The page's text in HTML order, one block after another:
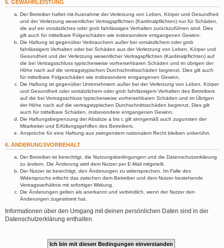
5. GEWÄHRLEISTUNG
Der Betreiber haftet mit Ausnahme der Verletzung von Leben, Körper und Gesundheit
und der Verletzung wesentlicher Vertragspflichten (Kardinalpflichten) nur für Schäden,
die auf ein vorsätzliches oder grob fahrlässiges Verhalten zurückzuführen sind. Dies
gilt auch für mittelbare Folgeschäden wie insbesondere entgangenen Gewinn.
Die Haftung ist gegenüber Verbrauchern außer bei vorsätzlichem oder grob
fahrlässigem Verhalten oder bei Schäden aus der Verletzung von Leben, Körper und
Gesundheit und der Verletzung wesentlicher Vertragspflichten (Kardinalpflichten) auf
die bei Vertragsschluss typischerweise vorhersehbaren Schäden und im übrigen der
Höhe nach auf die vertragstypischen Durchschnittsschäden begrenzt. Dies gilt auch
für mittelbare Folgeschäden wie insbesondere entgangenen Gewinn.
Die Haftung ist gegenüber Unternehmern außer bei der Verletzung von Leben, Körper
und Gesundheit oder vorsätzlichem oder grob fahrlässigem Verhalten des Betreibers
auf die bei Vertragsschluss typischerweise vorhersehbaren Schäden und im Übrigen
der Höhe nach auf die vertragstypischen Durchschnittsschäden begrenzt. Dies gilt
auch für mittelbare Schäden, insbesondere entgangenen Gewinn.
Die Haftungsbegrenzung der Absätze a bis c gilt sinngemäß auch zugunsten der
Mitarbeiter und Erfüllungsgehilfen des Betreibers.
Ansprüche für eine Haftung aus zwingendem nationalem Recht bleiben unberührt.
6. ÄNDERUNGSVORBEHALT
Der Betreiber ist berechtigt, die Nutzungsbedingungen und die Datenschutzerklärung
zu ändern. Die Änderung wird dem Nutzer per E-Mail mitgeteilt.
Der Nutzer ist berechtigt, den Änderungen zu widersprechen. Im Falle des
Widerspruchs erlischt das zwischen dem Betreiber und dem Nutzer bestehende
Vertragsverhältnis mit sofortiger Wirkung.
Die Änderungen gelten als anerkannt und verbindlich, wenn der Nutzer den
Änderungen zugestimmt hat.
Informationen über den Umgang mit deinen persönlichen Daten sind in der
Datenschutzerklärung enthalten.